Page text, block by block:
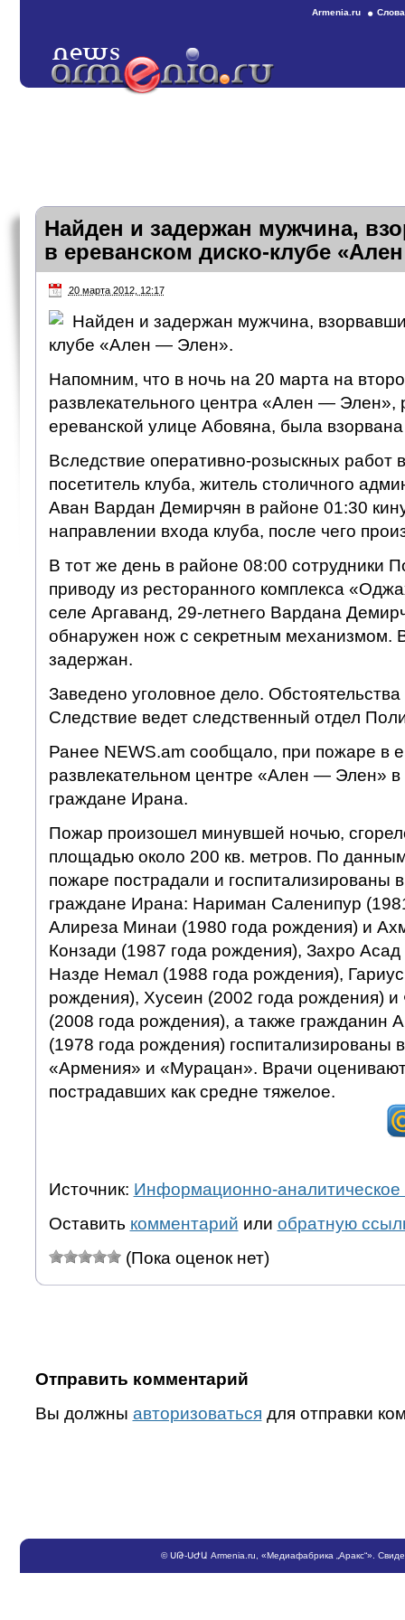
Armenia.ru
Найден и задержан мужчина,
в ереванском диско-клубе
20 марта 2012, 12:17
Найден и задержан мужчина,
клубе «Ален — Элен».
Напомним, что в ночь на 20 марта на
развлекательного центра «Ален — Элен»,
ереванской улице Абовяна, была взорвана
Вследствие оперативно-розыскных работ
посетитель клуба, житель столичного
Аван Вардан Демирчян в районе 01:30
направлении входа клуба, после чего
В тот же день в районе 08:00 сотрудники
приводу из ресторанного комплекса
селе Аргаванд, 29-летнего Вардана
обнаружен нож с секретным механизмом.
задержан.
Заведено уголовное дело.
Следствие ведет следственный отдел
Ранее NEWS.am сообщало, при пожаре в
развлекательном центре «Ален — Элен»
граждане Ирана.
Пожар произошел минувшей ночью,
площадью около 200 кв. метров. По
пожаре пострадали и госпитализированы
граждане Ирана: Нариман Саленипур
Алиреза Минаи (1980 года рождения) и
Конзади (1987 года рождения), Захро
Назде Немал (1988 года рождения),
рождения), Хусеин (2002 года рождения)
(2008 года рождения), а также гражданин
(1978 года рождения) госпитализированы
«Армения» и «Мурацан». Врачи
пострадавших как средне тяжелое.
Источник: Информационно-аналитическое
Оставить комментарий или обратную
(Пока оценок нет)
Отправить комментарий
Вы должны авторизоваться для отправки
©ՍԹ-ՍԺԱ Armenia.ru , «Медиафабрика „Аракс“».